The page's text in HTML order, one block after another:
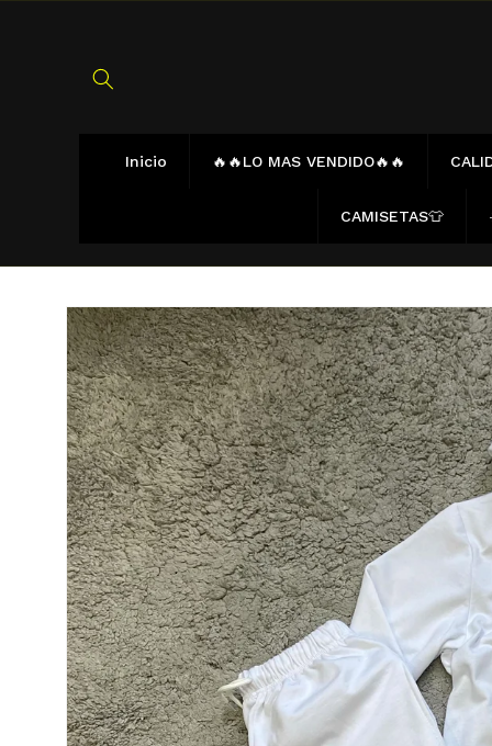
Inicio 🔥🔥LO MAS VENDIDO🔥🔥
CAMISETAS👕
directamente
a la
información
del producto